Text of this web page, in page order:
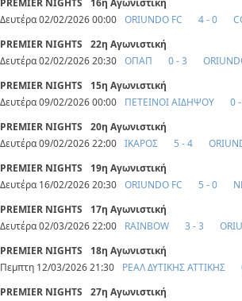
PREMIER NIGHTS
16η Αγωνιστική
Δευτέρα 02/02/2026 00:00 ORIUNDO FC 4 - 0
PREMIER NIGHTS
22η Αγωνιστική
Δευτέρα 02/02/2026 20:30 ΟΠΑΠ 0 - 3
PREMIER NIGHTS
15η Αγωνιστική
Δευτέρα 09/02/2026 00:00
ΠΕΤΕΙΝΟΙ ΑΙΔΗΨΟΥ 0
PREMIER NIGHTS
20η Αγωνιστική
Δευτέρα 09/02/2026 22:00 ΙΚΑΡΟΣ 5 - 4
PREMIER NIGHTS
19η Αγωνιστική
Δευτέρα 16/02/2026 20:30 ORIUNDO FC 5 - 0
PREMIER NIGHTS
17η Αγωνιστική
Δευτέρα 02/03/2026 22:00
RAINBOW 3 - 3
PREMIER NIGHTS
18η Αγωνιστική
Πεμπτη 12/03/2026 21:30
ΡΕΑΛ ΔΥΤΙΚΗΣ ΑΤΤΙΚΗΣ
PREMIER NIGHTS
27η Αγωνιστική